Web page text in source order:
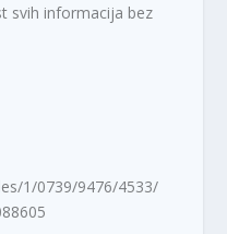
svih informacija bez
1/0739/9476/4533/